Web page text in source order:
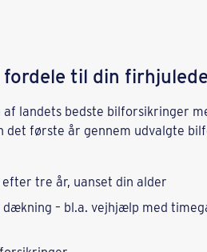
til din firhjulede
af landets bedste bilforsikringer
det første år gennem udvalgte
tre år, uanset din alder
– bl.a. vejhjælp med